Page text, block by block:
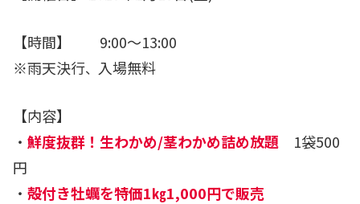
【時間】 9:00～13:00
※雨天決行、 入場無料
【内容】
・ 鮮度抜群！生わかめ/茎わかめ詰め放題 1袋500
円
・ 殻付き牡蠣を特価1㎏1,000円で販売